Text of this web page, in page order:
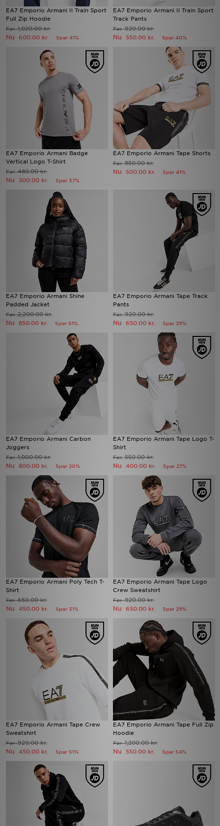
EA7 Emporio Armani Il Train Sport
Full Zip Hoodie
Før1,020.00 kr.
Nu 600.00 kr. Spar 41%
EA7 Emporio Armani Il Train Sport
Track Pants
Før920.00 kr.
Nu 550.00 kr. Spar 40%
EA7 Emporio Armani Badge
Vertical Logo T-Shirt
Før480.00 kr.
Nu 300.00 kr. Spar 37%
EA7 Emporio Armani Tape Shorts
Før850.00 kr.
Nu 500.00 kr. Spar 41%
EA7 Emporio Armani Shine
Padded Jacket
Før2,200.00 kr.
Nu 850.00 kr. Spar 61%
EA7 Emporio Armani Tape Track
Pants
Før920.00 kr.
Nu 650.00 kr. Spar 29%
EA7 Emporio Armani Carbon
Joggers
Før1,000.00 kr.
Nu 800.00 kr. Spar 20%
EA7 Emporio Armani Tape Logo T-
Shirt
Før550.00 kr.
Nu 400.00 kr. Spar 27%
EA7 Emporio Armani Poly Tech T-
Shirt
Før650.00 kr.
Nu 450.00 kr. Spar 31%
EA7 Emporio Armani Tape Logo
Crew Sweatshirt
Før920.00 kr.
Nu 650.00 kr. Spar 29%
EA7 Emporio Armani Tape Crew
Sweatshirt
Før920.00 kr.
Nu 450.00 kr. Spar 51%
EA7 Emporio Armani Tape Full Zip
Hoodie
Før1,200.00 kr.
Nu 550.00 kr. Spar 54%